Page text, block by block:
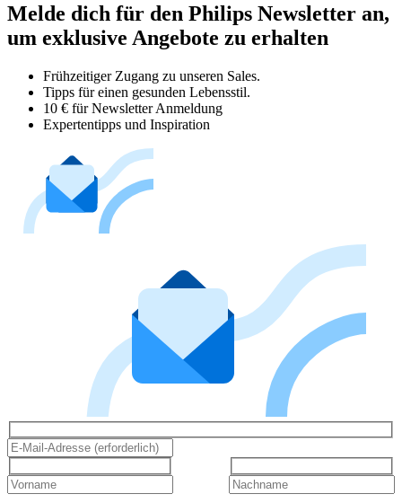
Melde dich für den Philips Newsletter an,
um exklusive Angebote zu erhalten
Frühzeitiger Zugang zu unseren Sales.
Tipps für einen gesunden Lebensstil.
10 € für Newsletter Anmeldung
Expertentipps und Inspiration